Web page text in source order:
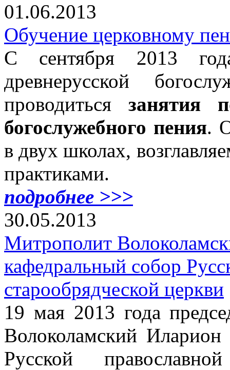
01.06.2013
Обучение церковному
С сентября 2013
древнерусской
проводиться занятия
богослужебного пения.
в двух школах,
практиками.
подробнее >>>
30.05.2013
Митрополит
кафедральный собор
старообрядческой церкви
19 мая 2013 года
Волоколамский Иларион
Русской